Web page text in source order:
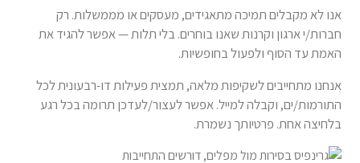
אנו לא מקבלים תמיכה מתאגידים, מעסקים או מממשלות. רק
חברות/י ארגון וקרנות שאנו בוחרים. בלי תלות — אפשר להגיד את
האמת עד הסוף ולפעול בחופשיות.
אנחנו מתחייבים לשקיפות מלאה, תמצית פעילות דו-רבעונית לכל
התורמות/ים, וקבלה למייל. אפשר לעצור/לעדכן תרומה בכל רגע
בלחיצה אחת. פרטיותך נשמרת.